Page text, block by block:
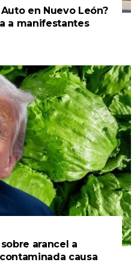
en Nuevo León?
a manifestantes
arancel a
causa